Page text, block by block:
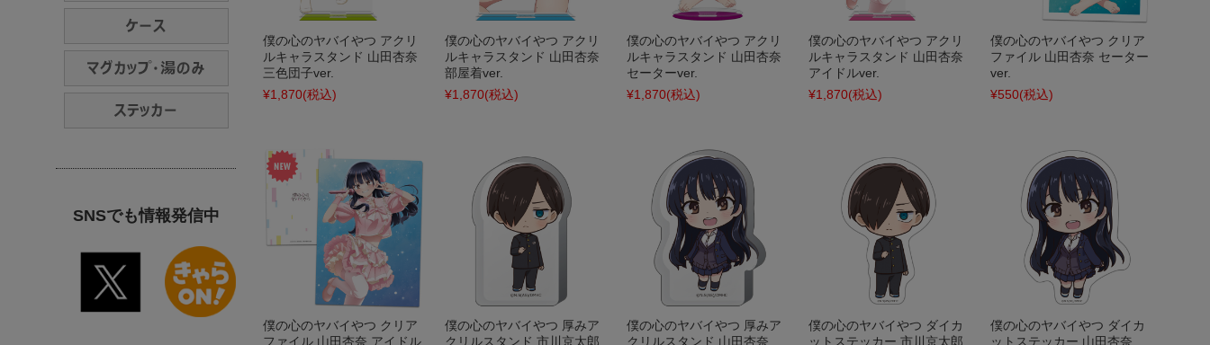
僕の心のヤバイやつ アクリ
ルキャラスタンド 山田杏奈
三色団子ver.
¥1,870(税込)
僕の心のヤバイやつ アクリ
ルキャラスタンド 山田杏奈
部屋着ver.
¥1,870(税込)
僕の心のヤバイやつ アクリ
ルキャラスタンド 山田杏奈
セーターver.
¥1,870(税込)
僕の心のヤバイやつ アクリ
ルキャラスタンド 山田杏奈
アイドルver.
¥1,870(税込)
僕の心のヤバイやつ クリア
ファイル 山田杏奈 セーター
ver.
¥550(税込)
僕の心のヤバイやつ クリア
ファイル 山田杏奈 アイドル
僕の心のヤバイやつ 厚みア
クリルスタンド 市川京太郎
僕の心のヤバイやつ 厚みア
クリルスタンド 山田杏奈
僕の心のヤバイやつ ダイカ
ットステッカー 市川京太郎
僕の心のヤバイやつ ダイカ
ットステッカー 山田杏奈
SNSでも情報発信中